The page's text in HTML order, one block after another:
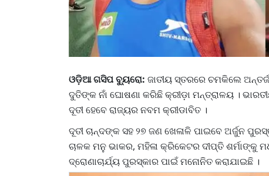
ଓଡ଼ିଆ ଗସିପ ବ୍ୟୁରୋ: ଜାତୀୟ ସ୍ତରରେ ଚମକିଲେ
ଦୁତିଙ୍କ ନାଁ ଘୋଷଣା କରିଛି କ୍ରୀଡ଼ା ମନ୍ତ୍ରାଳୟ ।
ଦୂତୀ ହେବେ ରାଜ୍ୟର ନବମ କ୍ରୀଡାବିତ ।
ଦୂତୀ ଚାନ୍ଦଙ୍କ ସହ ୨୭ ଜଣ ଖେଳାଳି ପାଇବେ ଅର୍ଜୁନ
ଚାଳକ ମନୁ ଭାକର, ମହିଳା କ୍ରିକେଟର ଦୀପ୍ତି
ଦ୍ରୋଣାଚାର୍ଯ୍ୟ ପୁରସ୍କାର ପାଇଁ ମନୋନିତ କରାଯାଇଛି ।